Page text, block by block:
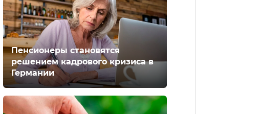
Пенсионеры становятся
решением кадрового кризиса в
Германии